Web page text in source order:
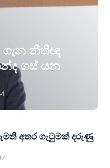
ගැන නීතීඥ
ගස් යන
අතර ගැටුමක් දරුණු